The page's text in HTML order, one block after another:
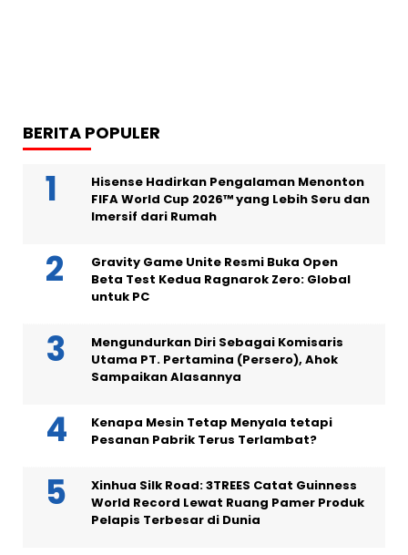
BERITA POPULER
Hisense Hadirkan Pengalaman Menonton
FIFA World Cup 2026™ yang Lebih Seru dan
Imersif dari Rumah
Gravity Game Unite Resmi Buka Open
Beta Test Kedua Ragnarok Zero: Global
untuk PC
Mengundurkan Diri Sebagai Komisaris
Utama PT. Pertamina (Persero), Ahok
Sampaikan Alasannya
Kenapa Mesin Tetap Menyala tetapi
Pesanan Pabrik Terus Terlambat?
Xinhua Silk Road: 3TREES Catat Guinness
World Record Lewat Ruang Pamer Produk
Pelapis Terbesar di Dunia